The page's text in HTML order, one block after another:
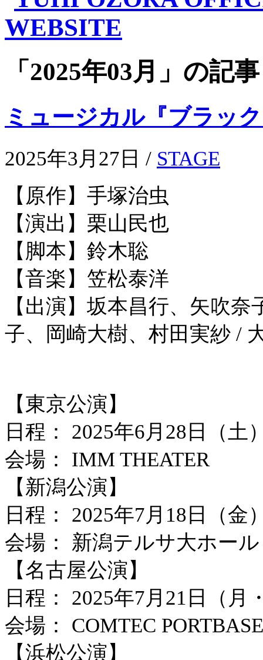
「2025年03月」の記事
ミュージカル『ブラッ
2025年3月27日 / STAGE
【原作】手塚治虫
【演出】栗山民也
【脚本】鈴木聡
【音楽】笠松泰洋
【出演】坂本昌行、矢吹
子、岡崎大樹、村田実紗 /
【東京公演】
日程： 2025年6月28日（土
会場： IMM THEATER
【新潟公演】
日程： 2025年7月18日（金
会場： 新潟テルサ大ホール
【名古屋公演】
日程： 2025年7月21日（月
会場： COMTEC PORTBASE
【浜松公演】